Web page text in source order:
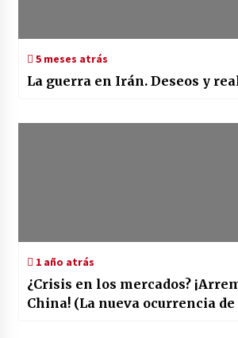
5 meses atrás
La guerra en Irán. Deseos y
1 año atrás
¿Crisis en los mercados?
China! (La nueva ocurrencia